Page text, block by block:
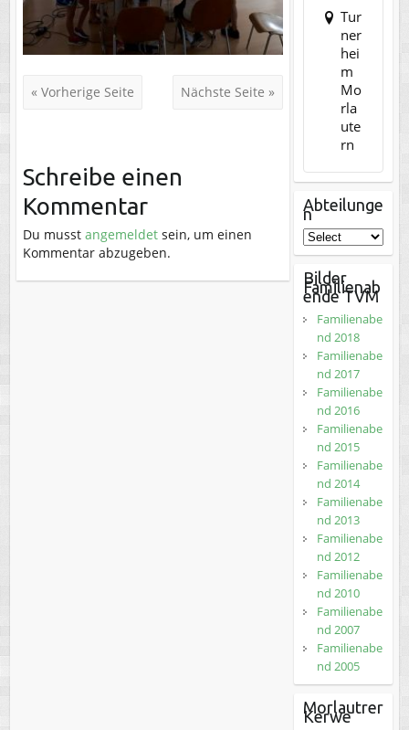
« Vorherige Seite Nächste Seite »
Schreibe einen
Kommentar
Du musstangemeldet sein, um einen
Kommentar abzugeben.
Tur
ner
hei
m
Mo
rla
ute
rn
Abteilunge
n
Bilder
Familienab
ende TVM
Familienabe
nd 2018
Familienabe
nd 2017
Familienabe
nd 2016
Familienabe
nd 2015
Familienabe
nd 2014
Familienabe
nd 2013
Familienabe
nd 2012
Familienabe
nd 2010
Familienabe
nd 2007
Familienabe
nd 2005
Morlautrer
Kerwe